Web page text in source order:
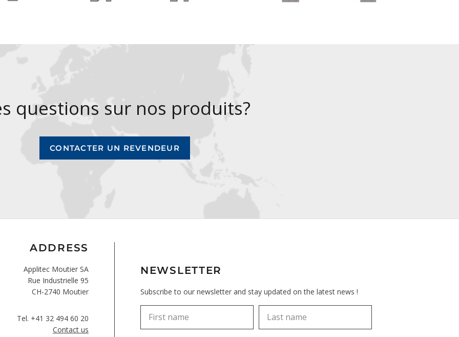
questions sur nos produits?
CONTACTER UN REVENDEUR
ADDRESS
Applitec Moutier SA
Rue Industrielle 95
CH-2740 Moutier
Tel. +41 32 494 60 20
Contact us
NEWSLETTER
Subscribe to our newsletter and stay updated on the latest news !